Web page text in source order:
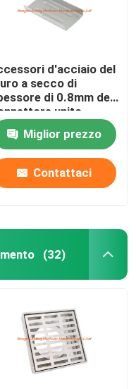
d'acciaio del
a secco di
di 0.8mm del
unito
universale di
Miglior prezzo
Contattaci
(32)